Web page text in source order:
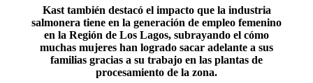
Kast también destacó el impacto que la industria
salmonera tiene en la generación de empleo femenino
en la Región de Los Lagos, subrayando el cómo
muchas mujeres han logrado sacar adelante a sus
familias gracias a su trabajo en las plantas de
procesamiento de la zona.